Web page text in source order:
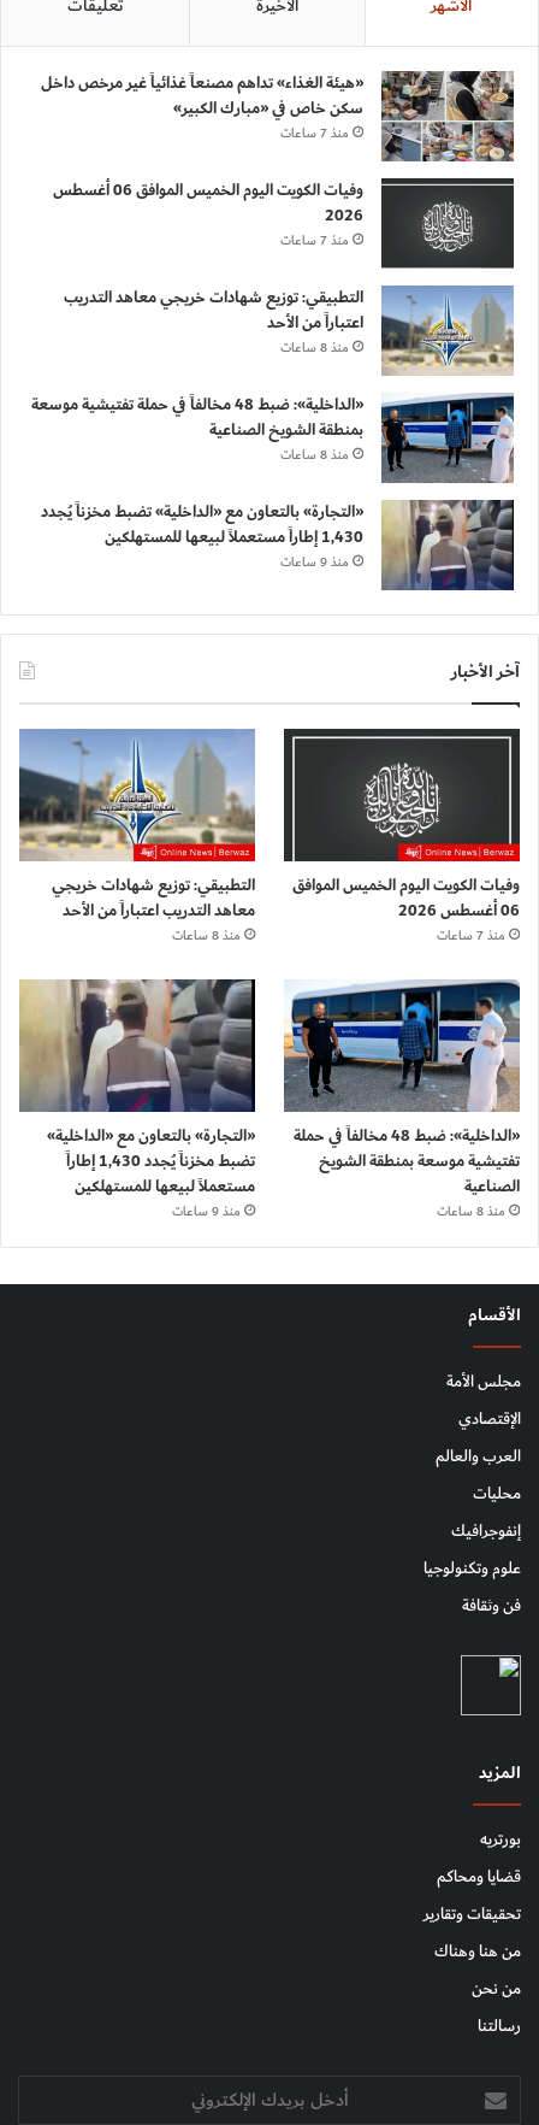
«هيئة الغذاء» تداهم مصنعاً غذائياً غير مرخص داخل
سكن خاص في «مبارك الكبير»
منذ 7 ساعات
وفيات الكويت اليوم الخميس الموافق 06 أغسطس
2026
منذ 7 ساعات
التطبيقي: توزيع شهادات خريجي معاهد التدريب
اعتباراً من الأحد
منذ 8 ساعات
«الداخلية»: ضبط 48 مخالفاً في حملة تفتيشية موسعة
بمنطقة الشويخ الصناعية
منذ 8 ساعات
«التجارة» بالتعاون مع «الداخلية» تضبط مخزناً يُجدد
1,430 إطاراً مستعملاً لبيعها للمستهلكين
منذ 9 ساعات
آخر الأخبار
وفيات الكويت اليوم الخميس الموافق
06 أغسطس 2026
منذ 7 ساعات
التطبيقي: توزيع شهادات خريجي
معاهد التدريب اعتباراً من الأحد
منذ 8 ساعات
«الداخلية»: ضبط 48 مخالفاً في حملة
تفتيشية موسعة بمنطقة الشويخ
الصناعية
منذ 8 ساعات
«التجارة» بالتعاون مع «الداخلية»
تضبط مخزناً يُجدد 1,430 إطاراً
مستعملاً لبيعها للمستهلكين
منذ 9 ساعات
الأقسام
مجلس الأمة
الإقتصادي
العرب والعالم
محليات
إنفوجرافيك
علوم وتكنولوجيا
فن وثقافة
المزيد
بورتريه
قضايا ومحاكم
تحقيقات وتقارير
من هنا وهناك
من نحن
رسالتنا
أدخل
بريدك